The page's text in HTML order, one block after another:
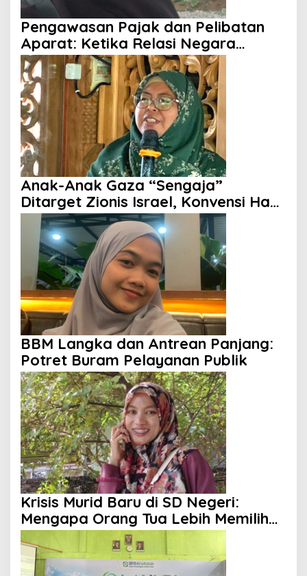
Pengawasan Pajak dan Pelibatan
Aparat: Ketika Relasi Negara
dengan Rakyat Dipertanyakan
Anak-Anak Gaza “Sengaja”
Ditarget Zionis Israel, Konvensi Hak
Anak Tak Berdaya
BBM Langka dan Antrean Panjang:
Potret Buram Pelayanan Publik
Krisis Murid Baru di SD Negeri:
Mengapa Orang Tua Lebih Memilih
Sekolah Swasta?